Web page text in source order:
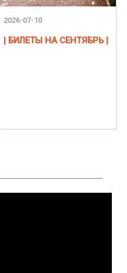
2026-07-10
| БИЛЕТЫ НА СЕНТЯБРЬ |